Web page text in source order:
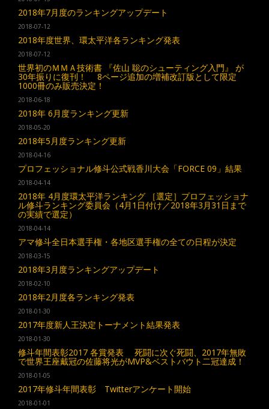
2018年7月度のランキングアップデート
2018-07-12
2018年度世界、環太平洋各ランキング発表
2018-07-12
世界初のＭＭＡ技術書 『佐山 聡のシューティング入門』 が
30年振りに復刊！ 8ページ追加の増補改訂版として限定
1000冊のみ販売決定！
2018-06-18
2018年 6月度ランキング更新
2018-05-20
2018年5月度ランキング更新
2018-04-16
プロフェッショナル修斗公式戦香川大会「FORCE 09」結果
2018-04-14
2018年 4月度環太平洋ランキング ［選定］プロフェッショナ
ル修斗ランキング委員会（4月1日付け／2018年3月31日まで
の実績で選定）
2018-04-14
アマ修斗全日本選手権・各地区選手権の全ての日程が決定
2018-03-15
2018年3月度ランキングアップデート
2018-02-10
2018年2月度各ランキング発表
2018-01-30
2017年度新人王決定トーナメント結果発表
2018-01-30
修斗年間表彰2017 各賞発表 死闘に次ぐ死闘、2017年無敗
で世界王座戴冠の佐藤将光がMVP&ベストバウト二冠達成！
2018-01-05
2017年修斗年間表彰 Twitterアンケート開始
2018-01-01